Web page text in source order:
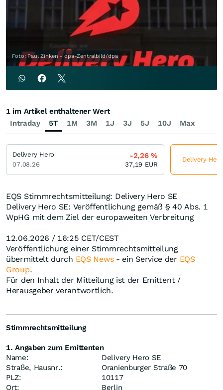
Foto: Paul Zinken - dpa-Zentralbild/dpa
EQS Stimmrechtsmitteilung: Delivery Hero SE
Delivery Hero SE: Veröffentlichung gemäß § 40 Abs. 1
WpHG mit dem Ziel der europaweiten Verbreitung
12.06.2026 / 16:25 CET/CEST
Veröffentlichung einer Stimmrechtsmitteilung
übermittelt durch EQS News- ein Service der EQS
Group.
Für den Inhalt der Mitteilung ist der Emittent /
Herausgeber verantwortlich.
Stimmrechtsmitteilung
1. Angaben zum Emittenten
Name:
Delivery Hero SE
Straße, Hausnr.:
Oranienburger Straße 70
PLZ:
10117
Ort:
Berlin
Intraday 5T 1M 3M 1J 3J 5J 10J Max
1 im Artikel enthaltener Wert
Delivery Hero
07.08.26
-2,26%
37,19 EUR
Delivery